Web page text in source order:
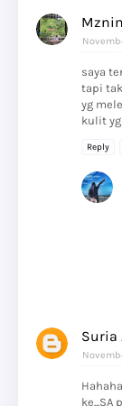
saya
tapi
yg
kulit
Reply
Suria